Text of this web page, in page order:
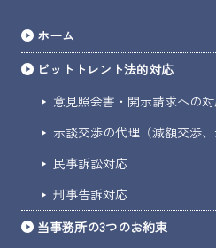
ホーム
ビットトレント法的対応
意見照会書・開示請求への
示談交渉の代理（減額交渉、
民事訴訟対応
刑事告訴対応
当事務所の3つのお約束